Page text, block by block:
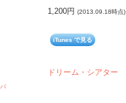
1,200円 (2013.09.18時点)
iTunes で見る
ドリーム・シアター